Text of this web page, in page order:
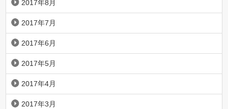
2017年8月
2017年7月
2017年6月
2017年5月
2017年4月
2017年3月